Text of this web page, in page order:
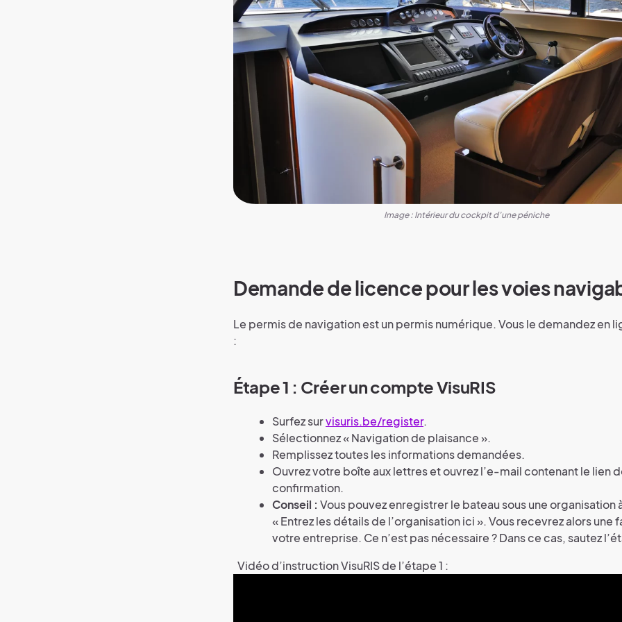
Image : Intérieur du cockpit d’une péniche
Demande de licence pour les voies
Le permis de navigation est un permis numérique. Vous le demandez en
:
Étape 1 : Créer un compte VisuRIS
Surfez survisuris.be/register.
Sélectionnez « Navigation de plaisance ».
Remplissez toutes les informations demandées.
Ouvrez votre boîte aux lettres et ouvrez l’e-mail contenant le lien
confirmation.
Conseil : Vous pouvez enregistrer le bateau sous une organisation
« Entrez les détails de l’organisation ici ». Vous recevrez alors une
votre entreprise. Ce n’est pas nécessaire ? Dans ce cas, sautez
Vidéo d’instruction VisuRIS de l’étape 1 :